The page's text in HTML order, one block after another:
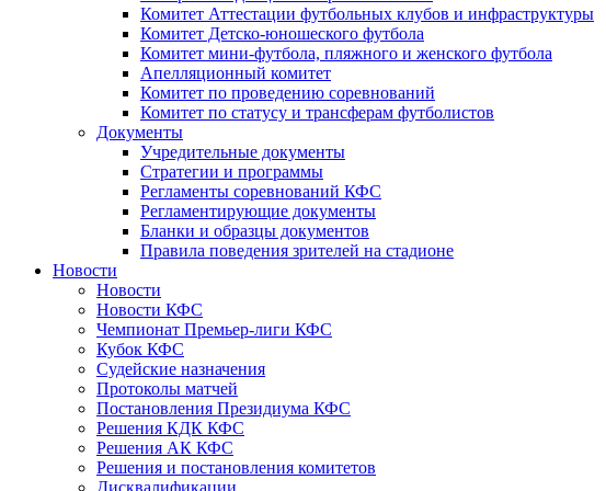
Комитет Аттестации футбольных клубов и инфраструктуры
Комитет Детско-юношеского футбола
Комитет мини-футбола, пляжного и женского футбола
Апелляционный комитет
Комитет по проведению соревнований
Комитет по статусу и трансферам футболистов
Документы
Учредительные документы
Стратегии и программы
Регламенты соревнований КФС
Регламентирующие документы
Бланки и образцы документов
Правила поведения зрителей на стадионе
Новости
Новости
Новости КФС
Чемпионат Премьер-лиги КФС
Кубок КФС
Судейские назначения
Протоколы матчей
Постановления Президиума КФС
Решения КДК КФС
Решения АК КФС
Решения и постановления комитетов
Дисквалификации